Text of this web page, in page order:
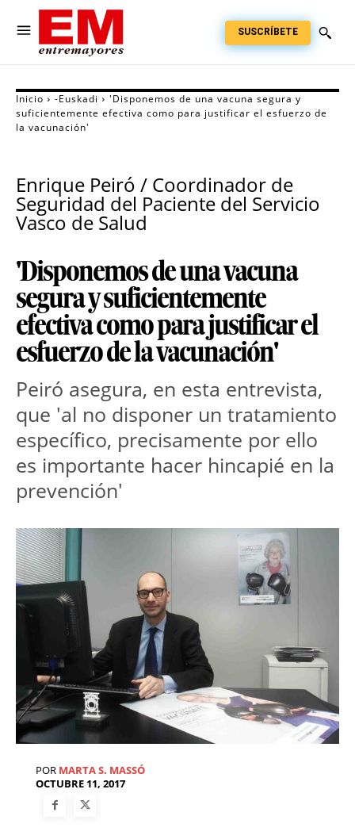
SUSCRÍBETE
Inicio -Euskadi
'Disponemos de una vacuna segura y
suficientemente efectiva como para justificar el esfuerzo de
la vacunación'
Enrique Peiró / Coordinador de
Seguridad del Paciente del Servicio
Vasco de Salud
'Disponemos de una vacuna
segura y suficientemente
efectiva como para justificar el
esfuerzo de la vacunación'
Peiró asegura, en esta entrevista,
que 'al no disponer un tratamiento
específico, precisamente por ello
es importante hacer hincapié en la
prevención'
POR MARTA S. MASSÓ
OCTUBRE 11, 2017